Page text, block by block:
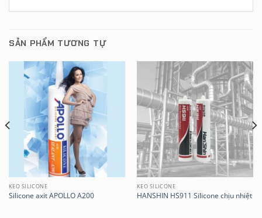
SẢN PHẨM TƯƠNG TỰ
KEO SILICONE
Silicone axit APOLLO A200
KEO SILICONE
HANSHIN HS911 Silicone chịu nhiệt